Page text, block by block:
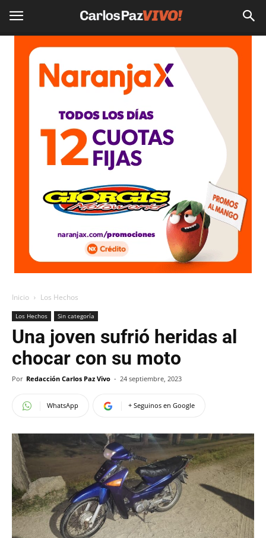
Inicio Los Hechos
Los Hechos Sin categoría
Una joven sufrió heridas al
chocar con su moto
Por Redacción Carlos Paz Vivo - 24 septiembre, 2023
WhatsApp + Seguinos en Google